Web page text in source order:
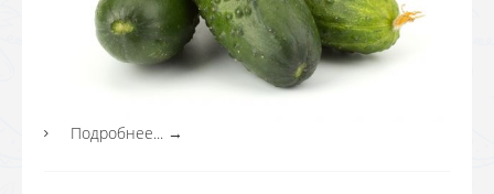
Подробнее... →